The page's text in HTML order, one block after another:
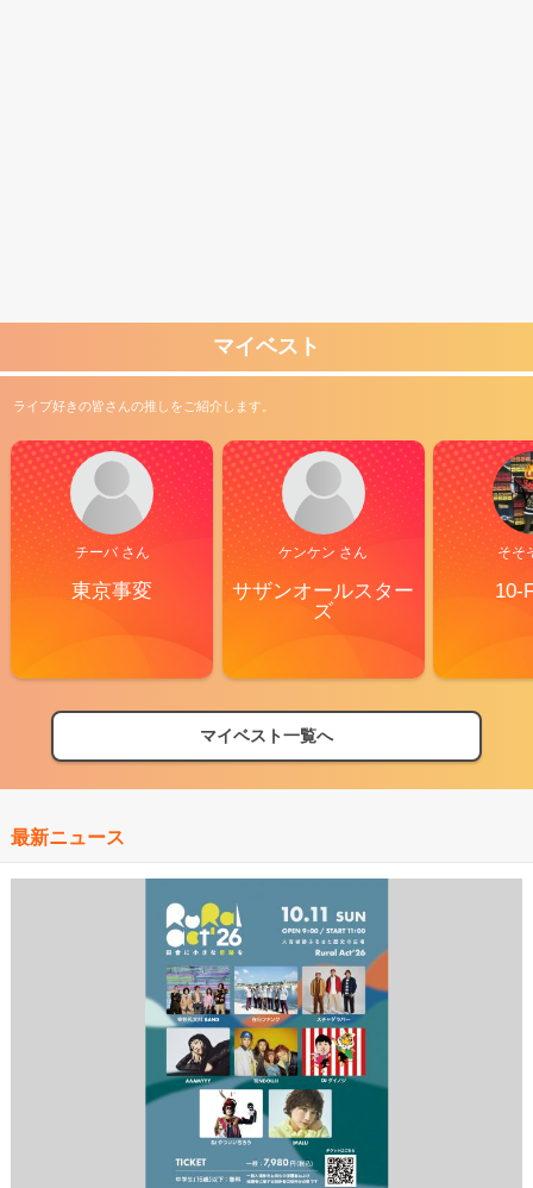
マイベスト
ライブ好きの皆さんの推しをご紹介します。
チーバ さん
東京事変
ケンケン さん
サザンオールスター
ズ
そそ
10-
マイベスト一覧へ
最新ニュース